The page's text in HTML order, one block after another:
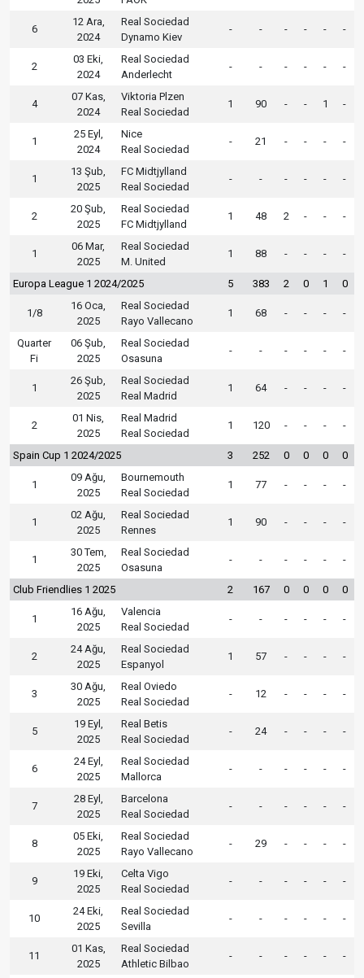
6
12 Ara,
2024
Real Sociedad
Dynamo Kiev
- - - - - -
2
03 Eki,
2024
Real Sociedad
Anderlecht
- - - - - -
4
07 Kas,
2024
Viktoria Plzen
Real Sociedad
1 90 - - 1 -
1
25 Eyl,
2024
Nice
Real Sociedad
- 21 - - - -
1
13 Şub,
2025
FC Midtjylland
Real Sociedad
- - - - - -
2
20 Şub,
2025
Real Sociedad
FC Midtjylland
1 48 2 - - -
1
06 Mar,
2025
Real Sociedad
M. United
1 88 - - - -
Europa League 1 2024/2025 5 383 2 0 1 0
1/8
16 Oca,
2025
Real Sociedad
Rayo Vallecano
1 68 - - - -
Quarter
Fi
06 Şub,
2025
Real Sociedad
Osasuna
- - - - - -
1
26 Şub,
2025
Real Sociedad
Real Madrid
1 64 - - - -
2
01 Nis,
2025
Real Madrid
Real Sociedad
1 120 - - - -
Spain Cup 1 2024/2025 3 252 0 0 0 0
1
09 Ağu,
2025
Bournemouth
Real Sociedad
1 77 - - - -
1
02 Ağu,
2025
Real Sociedad
Rennes
1 90 - - - -
1
30 Tem,
2025
Real Sociedad
Osasuna
- - - - - -
Club Friendlies 1 2025 2 167 0 0 0 0
1
16 Ağu,
2025
Valencia
Real Sociedad
- - - - - -
2
24 Ağu,
2025
Real Sociedad
Espanyol
1 57 - - - -
3
30 Ağu,
2025
Real Oviedo
Real Sociedad
- 12 - - - -
5
19 Eyl,
2025
Real Betis
Real Sociedad
- 24 - - - -
6
24 Eyl,
2025
Real Sociedad
Mallorca
- - - - - -
7
28 Eyl,
2025
Barcelona
Real Sociedad
- - - - - -
8
05 Eki,
2025
Real Sociedad
Rayo Vallecano
- 29 - - - -
9
19 Eki,
2025
Celta Vigo
Real Sociedad
- - - - - -
10
24 Eki,
2025
Real Sociedad
Sevilla
- - - - - -
11
01 Kas,
2025
Real Sociedad
Athletic Bilbao
- - - - - -